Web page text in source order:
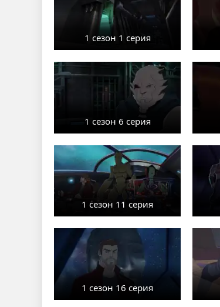
1 сезон 1 серия
1 сезон 6 серия
1 сезон 11 серия
1 сезон 16 серия